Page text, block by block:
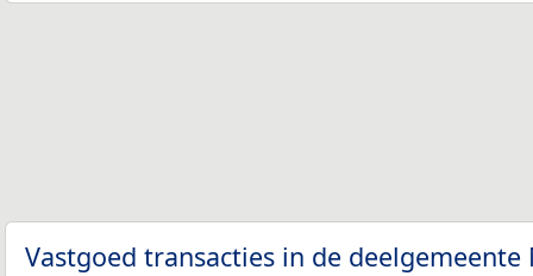
Vastgoed transacties in de deelgemeente